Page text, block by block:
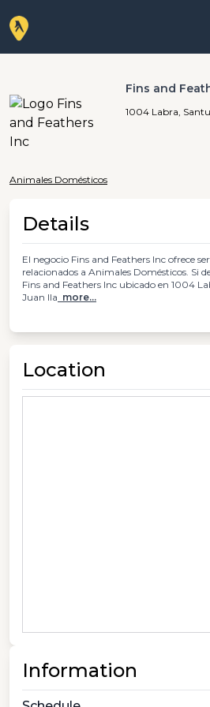
Fins and
1004 Labra,
Animales Domésticos
Details
El negocio Fins and Feathers Inc ofrece
relacionados a Animales Domésticos. Si
Fins and Feathers Inc ubicado en 1004
Juan lla more...
Location
Information